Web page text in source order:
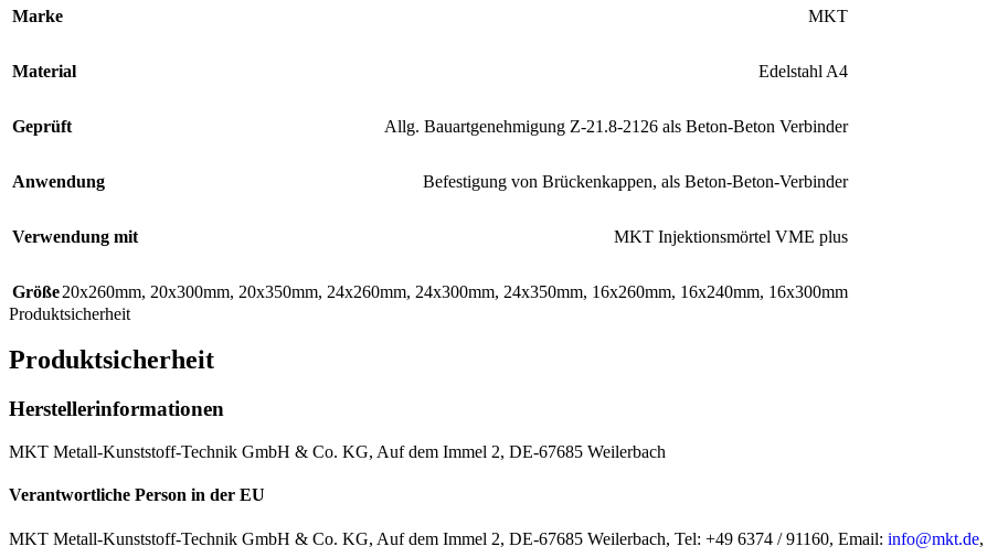
Marke MKT
Material Edelstahl A4
Geprüft Allg. Bauartgenehmigung Z-21.8-2126 als Beton-Beton Verbinder
Anwendung Befestigung von Brückenkappen, als Beton-Beton-Verbinder
Verwendung mit MKT Injektionsmörtel VME plus
Größe20x260mm, 20x300mm, 20x350mm, 24x260mm, 24x300mm, 24x350mm, 16x260mm, 16x240mm, 16x300mm
Produktsicherheit
Produktsicherheit
Herstellerinformationen
MKT Metall-Kunststoff-Technik GmbH & Co. KG, Auf dem Immel 2, DE-67685 Weilerbach
Verantwortliche Person in der EU
MKT Metall-Kunststoff-Technik GmbH & Co. KG, Auf dem Immel 2, DE-67685 Weilerbach, Tel: +49 6374 / 91160, Email: info@mkt.de,